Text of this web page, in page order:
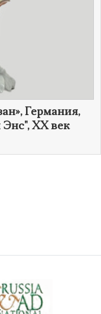
Германия,
Энс", XX век